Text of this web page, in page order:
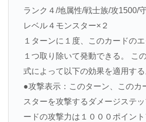
ランク４/地属性/戦士族/攻1500/
レベル４モンスター×２
１ターンに１度、このカードの
１つ取り除いて発動できる。 こ
式によって以下の効果を適用する
●攻撃表示：このターン、このカ
スターを攻撃するダメージステ
ードの攻撃力は１０００ポイン